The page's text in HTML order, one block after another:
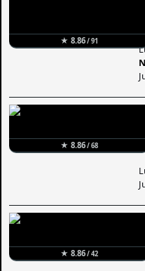
★ 8.86/ 91
★ 8.86/ 68
★ 8.86/ 42